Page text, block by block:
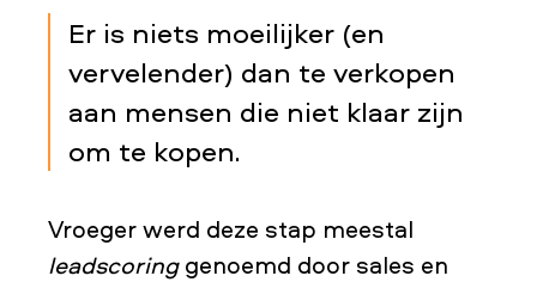
Er is niets moeilijker (en
vervelender) dan te verkopen
aan mensen die niet klaar zijn
om te kopen.
Vroeger werd deze stap meestal
leadscoringgenoemd door sales en